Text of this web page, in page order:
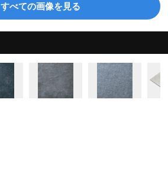
すべての画像を見る